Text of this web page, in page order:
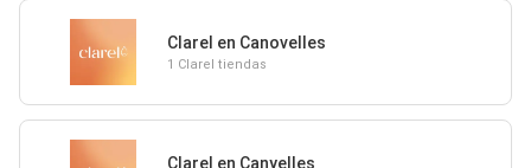
Clarel en Canovelles
1 Clarel tiendas
Clarel en Canyelles